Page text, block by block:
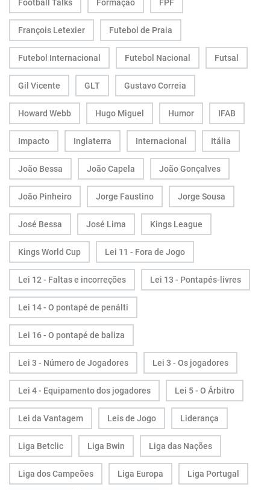
Football Talks Formação FPF
François Letexier Futebol de Praia
Futebol Internacional Futebol Nacional Futsal
Gil Vicente GLT Gustavo Correia
Howard Webb Hugo Miguel Humor IFAB
Impacto Inglaterra Internacional Itália
João Bessa João Capela João Gonçalves
João Pinheiro Jorge Faustino Jorge Sousa
José Bessa José Lima Kings League
Kings World Cup Lei 11 - Fora de Jogo
Lei 12 - Faltas e incorreções Lei 13 - Pontapés-livres
Lei 14 - O pontapé de penálti
Lei 16 - O pontapé de baliza
Lei 3 - Número de Jogadores Lei 3 - Os jogadores
Lei 4 - Equipamento dos jogadores Lei 5 - O Árbitro
Lei da Vantagem Leis de Jogo Liderança
Liga Betclic Liga Bwin Liga das Nações
Liga dos Campeões Liga Europa Liga Portugal